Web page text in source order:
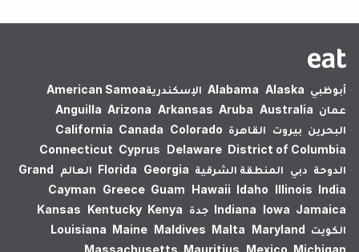
أبوظبي Alabama Alaska الإسكندرية‎American Samoa
عمان
Anguilla Arizona Arkansas Aruba Australia
البحرين بيروت القاهرة California Canada Colorado
Connecticut Cyprus Delaware District of Columbia
الدوحة دبي المنطقة الشرقية Florida Georgia العالم
Grand
Cayman Greece Guam Hawaii Idaho Illinois India
Indiana Iowa Jamaica جدة Kansas Kentucky Kenya
الكويت
Louisiana Maine Maldives Malta Maryland